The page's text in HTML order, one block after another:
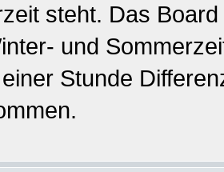
steht. Das
und
Stunde